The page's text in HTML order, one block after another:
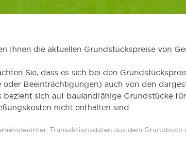
Ihnen die aktuellen Grundstückspreise von
Sie, dass es sich bei den
oder Beeinträchtigungen) auch von den
bezieht sich auf baulandfähige Grundstücke
nicht enthalten sind.
Transaktionsdaten aus dem